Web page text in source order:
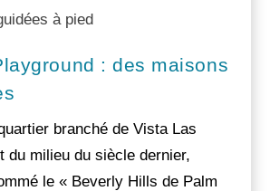
à pied
: des maisons
branché de Vista Las
du milieu du siècle dernier,
le « Beverly Hills de Palm